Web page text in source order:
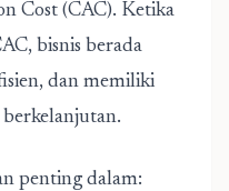
Cost (CAC). Ketika
bisnis berada
dan memiliki
penting dalam: